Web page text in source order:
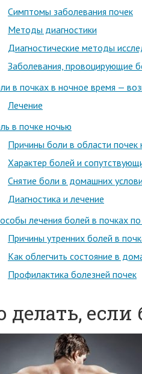
Симптомы заболевания почек
Методы диагностики
Диагностические методы
Заболевания, провоцирующие
в почках в ночное время —
Лечение
в почке ночью
Причины боли в области почек
Характер болей и
Снятие боли в домашних
Диагностика и лечение
лечения болей в почках
Причины утренних болей в
Как облегчить состояние в
Профилактика болезней почек
делать,